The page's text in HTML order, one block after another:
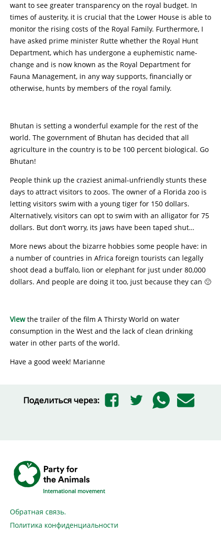
want to see greater transparency on the royal budget. In
times of austerity, it is crucial that the Lower House is able to
monitor the rising costs of the Royal Family. Furthermore, I
have asked prime minister Rutte whether the Royal Hunt
Department, which has undergone a euphemistic name-
change and is now known as the Royal Department for
Fauna Management, in any way supports, financially or
otherwise, hunts by members of the royal family.
Bhutan is setting a wonderful example for the rest of the
world. The government of Bhutan has decided that all
agriculture in the country is to be 100 percent biological. Go
Bhutan!
People think up the craziest animal-unfriendly stunts these
days to attract visitors to zoos. The owner of a Florida zoo is
letting visitors swim with a young tiger for 150 dollars.
Alternatively, visitors can opt to swim with an alligator for 75
dollars. But don’t worry, its jaws have been taped shut…
More news about the bizarre hobbies some people have: in
a number of countries in Africa foreign tourists can legally
shoot dead a buffalo, lion or elephant for just under 80,000
dollars. And people are doing it too, just because they can 🙁
Viewthe trailer of the film A Thirsty World on water
consumption in the West and the lack of clean drinking
water in other parts of the world.
Have a good week! Marianne
Поделиться через:
International movement
Обратная связь.
Политика конфиденциальности